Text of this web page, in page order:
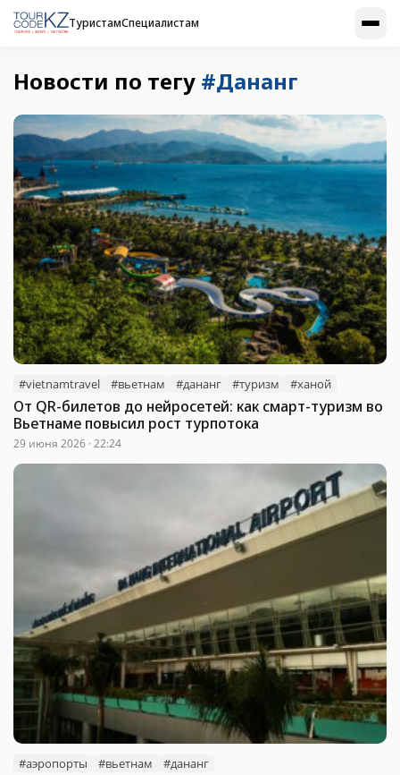
ТуристамСпециалистам
Новости по тегу #Дананг
#vietnamtravel #вьетнам #дананг #туризм #ханой
От QR-билетов до нейросетей: как смарт-туризм во
Вьетнаме повысил рост турпотока
29 июня 2026 · 22:24
#аэропорты #вьетнам #дананг